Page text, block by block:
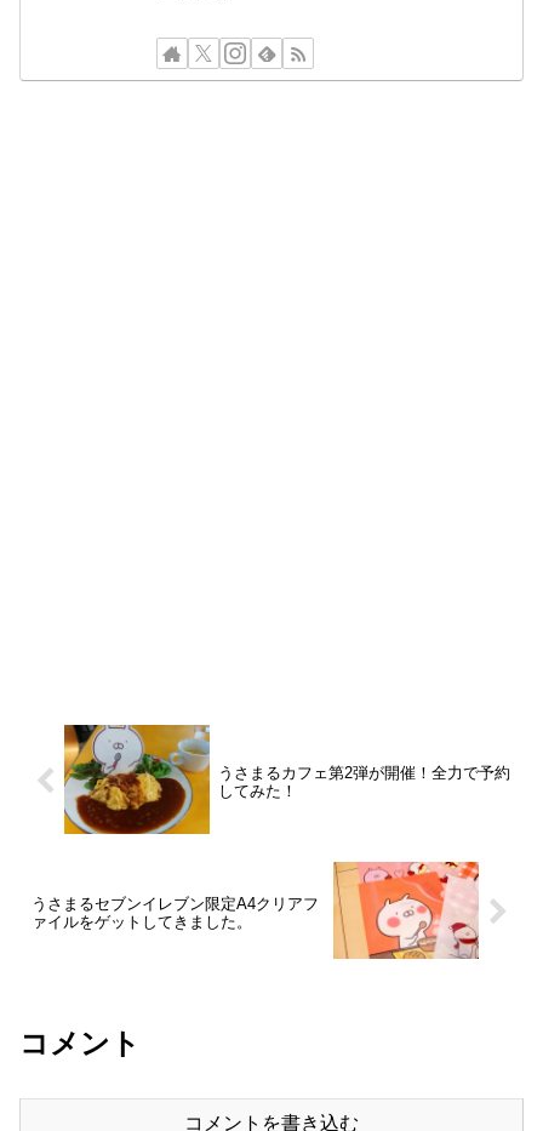
うさまるカフェ第2弾が開催！全力で予約
してみた！
うさまるセブンイレブン限定A4クリアフ
ァイルをゲットしてきました。
コメント
コメントを書き込む